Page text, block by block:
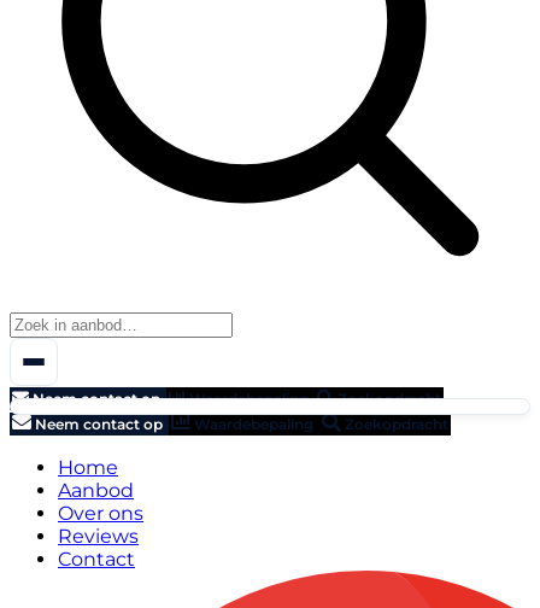
Neem contact op Waardebepaling
Zoekopdracht
Neem contact op
Waardebepaling Zoekopdracht
Home
Aanbod
Over ons
Reviews
Contact